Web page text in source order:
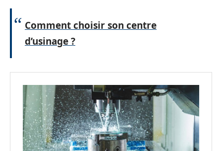
Comment choisir son centre
d’usinage ?